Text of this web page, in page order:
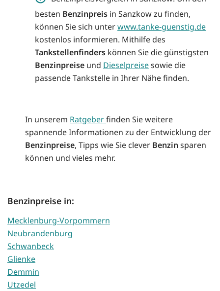
besten Benzinpreis in Sanzkow zu finden,
können Sie sich unterwww.tanke-guenstig.de
kostenlos informieren. Mithilfe des
Tankstellenfinders können Sie die günstigsten
Benzinpreise und Dieselpreisesowie die
passende Tankstelle in Ihrer Nähe finden.
In unserem Ratgeberfinden Sie weitere
spannende Informationen zu der Entwicklung der
Benzinpreise, Tipps wie Sie clever Benzin sparen
können und vieles mehr.
Benzinpreise in:
Mecklenburg-Vorpommern
Neubrandenburg
Schwanbeck
Glienke
Demmin
Utzedel